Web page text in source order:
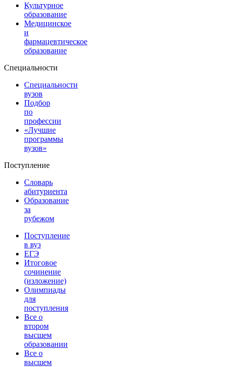
Культурное
образование
Медицинское
и
фармацевтическое
образование
Специальности
Специальности
вузов
Подбор
по
профессии
«Лучшие
программы
вузов»
Поступление
Словарь
абитуриента
Образование
за
рубежом
Поступление
в вуз
ЕГЭ
Итоговое
сочинение
(изложение)
Олимпиады
для
поступления
Все о
втором
высшем
образовании
Все о
высшем